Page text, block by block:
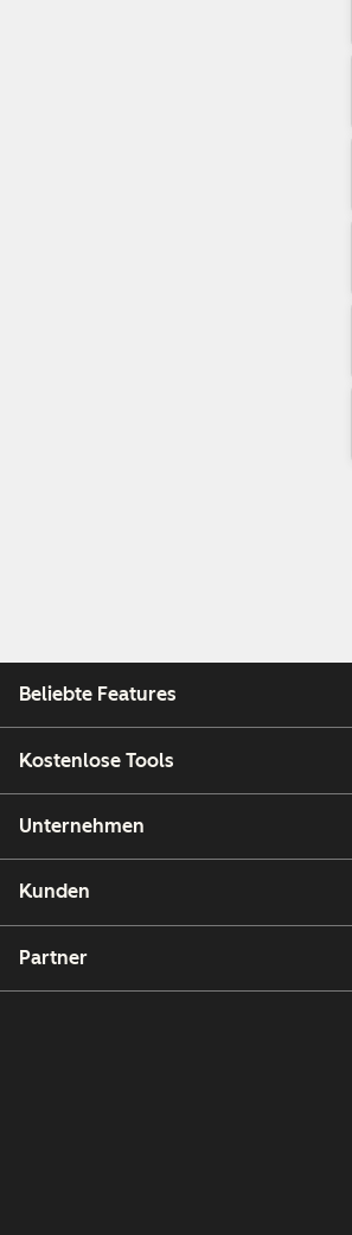
Beliebte Features
Kostenlose Tools
Unternehmen
Kunden
Partner